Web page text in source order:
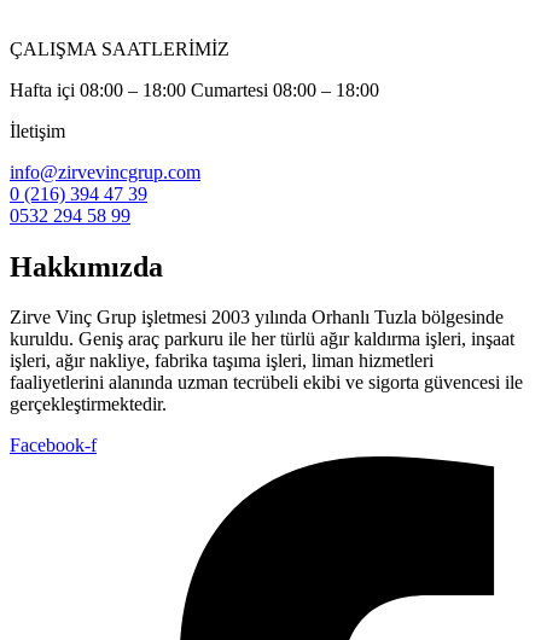
ÇALIŞMA SAATLERİMİZ
Hafta içi 08:00 – 18:00 Cumartesi 08:00 – 18:00
İletişim
info@zirvevincgrup.com
0 (216) 394 47 39
0532 294 58 99
Hakkımızda
Zirve Vinç Grup işletmesi 2003 yılında Orhanlı Tuzla bölgesinde
kuruldu. Geniş araç parkuru ile her türlü ağır kaldırma işleri, inşaat
işleri, ağır nakliye, fabrika taşıma işleri, liman hizmetleri
faaliyetlerini alanında uzman tecrübeli ekibi ve sigorta güvencesi ile
gerçekleştirmektedir.
Facebook-f